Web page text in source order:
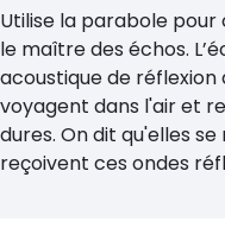
Utilise la parabole pour
le maître des échos.
acoustique de réflexion
voyagent dans l'air et
dures. On dit qu'elles
reçoivent ces ondes